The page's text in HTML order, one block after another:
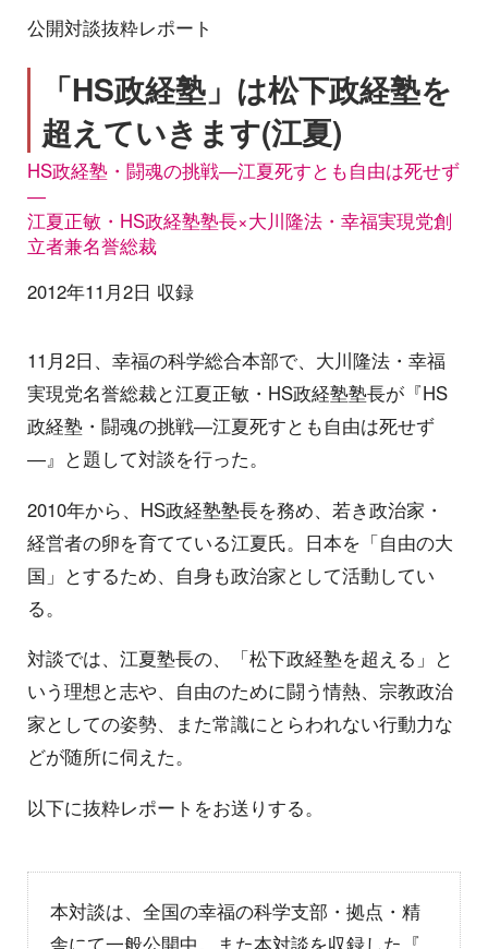
公開対談抜粋レポート
「HS政経塾」は松下政経塾を
超えていきます(江夏)
HS政経塾・闘魂の挑戦―江夏死すとも自由は死せず
―
江夏正敏・HS政経塾塾長×大川隆法・幸福実現党創
立者兼名誉総裁
2012年11月2日 収録
11月2日、幸福の科学総合本部で、大川隆法・幸福
実現党名誉総裁と江夏正敏・HS政経塾塾長が『HS
政経塾・闘魂の挑戦―江夏死すとも自由は死せず
―』と題して対談を行った。
2010年から、HS政経塾塾長を務め、若き政治家・
経営者の卵を育てている江夏氏。日本を「自由の大
国」とするため、自身も政治家として活動してい
る。
対談では、江夏塾長の、「松下政経塾を超える」と
いう理想と志や、自由のために闘う情熱、宗教政治
家としての姿勢、また常識にとらわれない行動力な
どが随所に伺えた。
以下に抜粋レポートをお送りする。
本対談は、全国の幸福の科学支部・拠点・精
舎にて一般公開中。また本対談を収録した『